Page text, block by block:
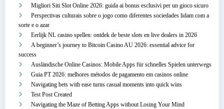
Migliori Siti Slot Online 2026: guida ai bonus esclusivi per un gioco sicuro
Perspectivas culturais sobre o jogo como diferentes sociedades lidam com a
sorte e o azar
Eerlijk NL casino spellen: ontdek de beste slots en live dealers in 2026
A beginner’s journey to Bitcoin Casino AU 2026: essential advice for
success
Ausländische Online Casinos: Mobile Apps für schnelles Spielen unterwegs
Guia PT 2026: melhores métodos de pagamento em casinos online
Navigating bets with ease turns casual moments into quick wins
Test Post Created
Navigating the Maze of Betting Apps without Losing Your Mind